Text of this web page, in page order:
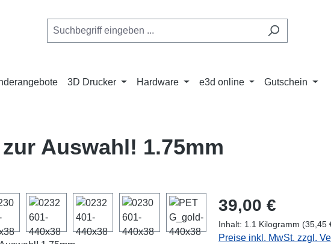
3D Drucker Hardware e3d online Gutschein
Auswahl! 1.75mm
Regulärer Preis:
39,00 €
Inhalt: 1.1 Kilogramm (35,45
Preise inkl. MwSt. zzgl.